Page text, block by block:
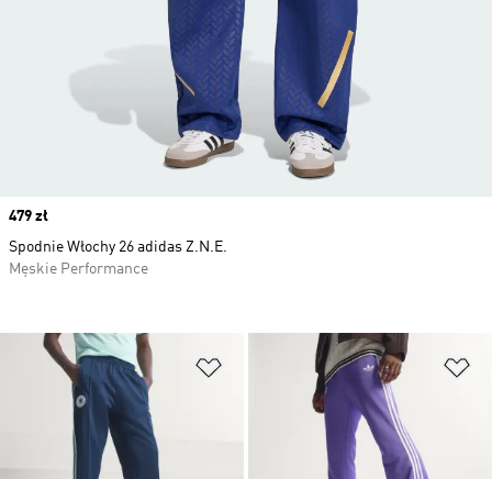
Dodaj do listy życzeń
Price
479 zł
Spodnie Włochy 26 adidas Z.N.E.
Męskie Performance